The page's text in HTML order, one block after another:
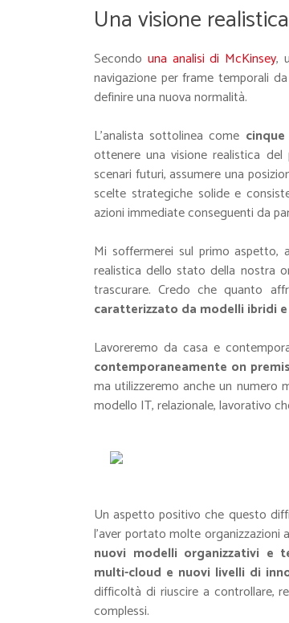
Una visione
Secondo una analisi di McKinsey,
navigazione per frame temporali
definire una nuova normalità.
L’analista sottolinea come
ottenere una visione realistica
scenari futuri, assumere una
scelte strategiche solide e
azioni immediate conseguenti da
Mi soffermerei sul primo aspetto,
realistica dello stato della nostra
trascurare. Credo che quanto
caratterizzato da modelli ibridi
Lavoreremo da casa e
contemporaneamente on
ma utilizzeremo anche un numero
modello IT, relazionale, lavorativo
Un aspetto positivo che questo
l’aver portato molte organizzazioni
nuovi modelli organizzativi e
multi-cloud e nuovi livelli di
difficoltà di riuscire a controllare,
complessi.